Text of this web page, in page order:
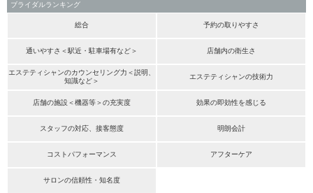
ブライダルランキング
総合 予約の取りやすさ
通いやすさ＜駅近・駐車場有など＞ 店舗内の衛生さ
エステティシャンのカウンセリング力＜説明、
知識など＞
エステティシャンの技術力
店舗の施設＜機器等＞の充実度 効果の即効性を感じる
スタッフの対応、接客態度 明朗会計
コストパフォーマンス アフターケア
サロンの信頼性・知名度